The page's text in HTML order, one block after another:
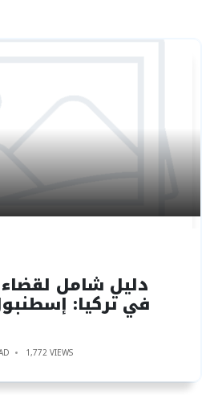
دليل شامل
في تركيا:
1,772 VIEWS